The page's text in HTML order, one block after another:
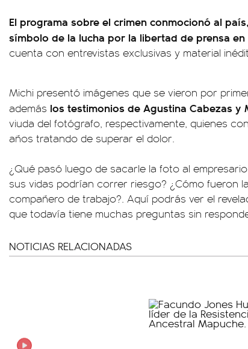
El programa sobre el crimen conmocionó al país,
símbolo de la lucha por la libertad de prensa
cuenta con entrevistas exclusivas y material
Michi presentó imágenes que se vieron por
además los testimonios de Agustina Cabezas y
viuda del fotógrafo, respectivamente, quienes
años tratando de superar el dolor.
¿Qué pasó luego de sacarle la foto al
sus vidas podrían correr riesgo? ¿Cómo fueron
compañero de trabajo?. Aquí podrás ver el
que todavía tiene muchas preguntas sin
NOTICIAS RELACIONADAS